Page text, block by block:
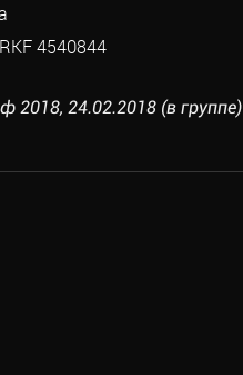
4540844
2018, 24.02.2018 (в группе)